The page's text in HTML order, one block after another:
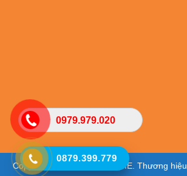
0979.979.020
Copyright © 2025 - VIETHOME. Thương
0879.399.779